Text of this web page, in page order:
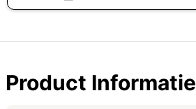
Product Informatie